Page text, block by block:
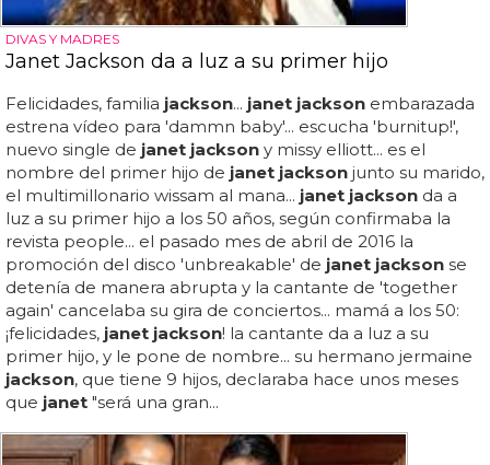
DIVAS Y MADRES
Janet Jackson da a luz a su primer hijo
Felicidades, familia jackson... janet jackson embarazada
estrena vídeo para 'dammn baby'... escucha 'burnitup!',
nuevo single de janet jackson y missy elliott... es el
nombre del primer hijo de janet jackson junto su marido,
el multimillonario wissam al mana... janet jackson da a
luz a su primer hijo a los 50 años, según confirmaba la
revista people... el pasado mes de abril de 2016 la
promoción del disco 'unbreakable' de janet jackson se
detenía de manera abrupta y la cantante de 'together
again' cancelaba su gira de conciertos... mamá a los 50:
¡felicidades, janet jackson! la cantante da a luz a su
primer hijo, y le pone de nombre... su hermano jermaine
jackson, que tiene 9 hijos, declaraba hace unos meses
que janet "será una gran...